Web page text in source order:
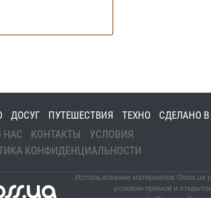
ДОСУГ ПУТЕШЕСТВИЯ ТЕХНО СДЕЛАНО
НАС КОНТАКТЫ
УСЛОВИЯ
КОНФИДЕНЦИАЛЬНОСТИ
Использование материалов Gloss.ua
условии прямой и